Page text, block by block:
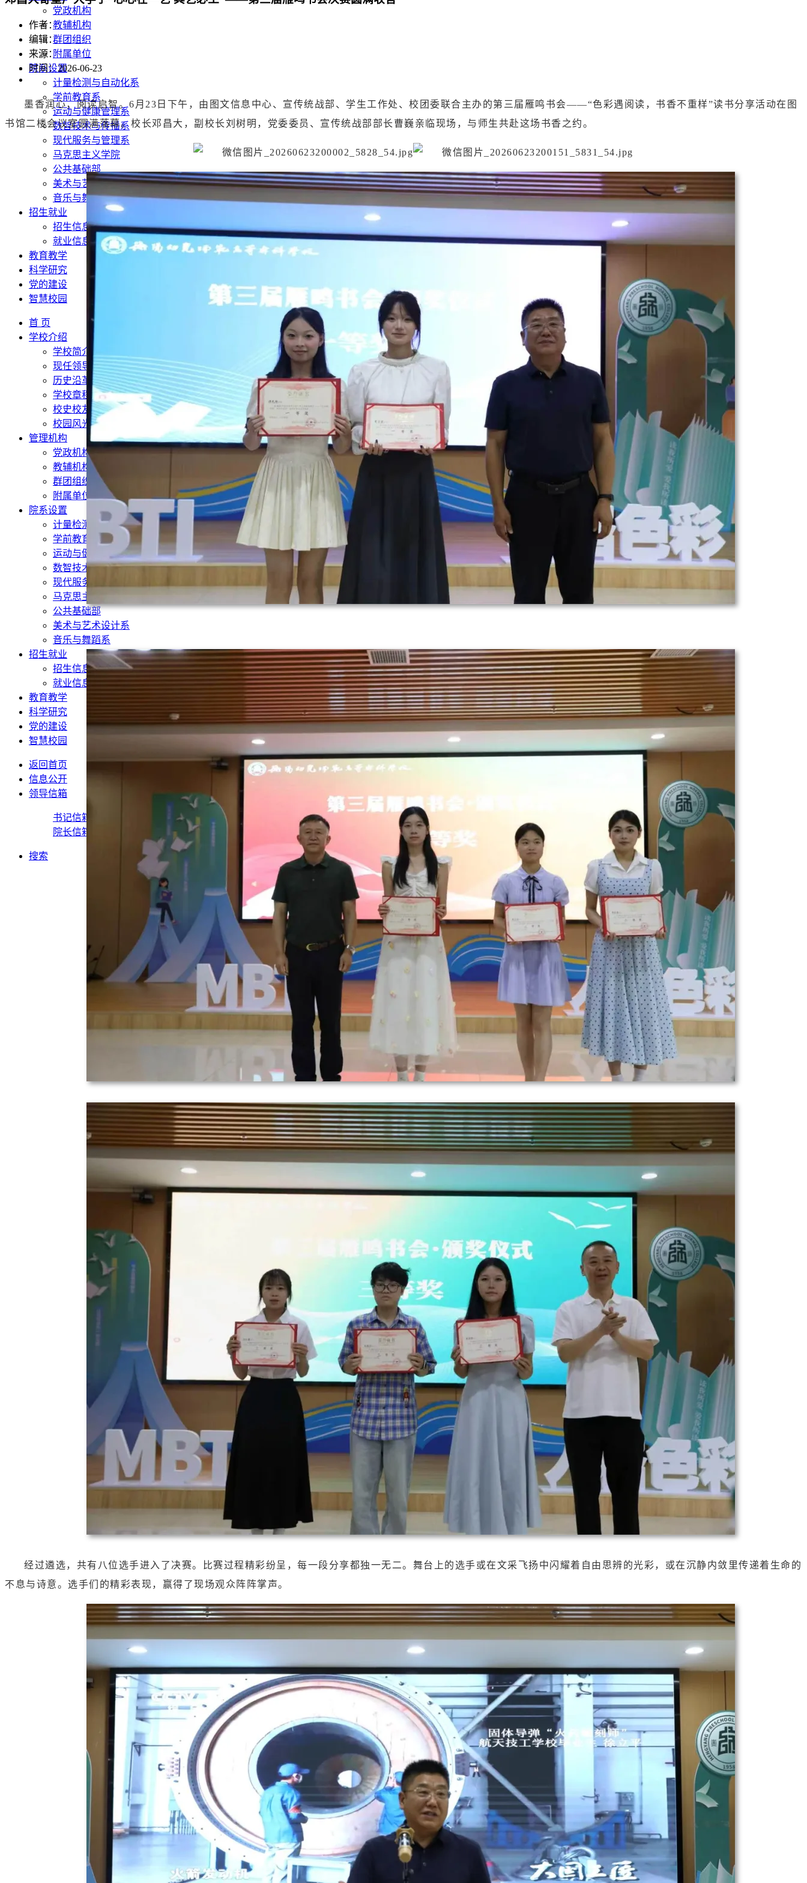
党政机构
教辅机构
群团组织
附属单位
院系设置
计量检测与自动化系
学前教育系
运动与健康管理系
数智技术与传播系
现代服务与管理系
马克思主义学院
公共基础部
美术与艺术设计系
音乐与舞蹈系
招生就业
招生信息网
就业信息网
教育教学
科学研究
党的建设
智慧校园
首 页
学校介绍
学校简介
现任领导
历史沿革
学校章程
校史校友
校园风光
管理机构
党政机构
教辅机构
群团组织
附属单位
院系设置
计量检测与自动化系
学前教育系
运动与健康管理系
数智技术与传播系
现代服务与管理系
马克思主义学院
公共基础部
美术与艺术设计系
音乐与舞蹈系
招生就业
招生信息网
就业信息网
教育教学
科学研究
党的建设
智慧校园
返回首页
信息公开
领导信箱
书记信箱
院长信箱
搜索
作者：
编辑：
来源：
时间：2026-06-23
墨香润心，阅读启智。6月23日下午，由图文信息中心、宣传统战部、学生工作处、校团委联合主办的第三届雁鸣书会——“色彩遇阅读，书香不重样”读书分享活动在图
书馆二楼会议室圆满落幕。校长邓昌大，副校长刘树明，党委委员、宣传统战部部长曹巍亲临现场，与师生共赴这场书香之约。
经过遴选，共有八位选手进入了决赛。比赛过程精彩纷呈，每一段分享都独一无二。舞台上的选手或在文采飞扬中闪耀着自由思辨的光彩，或在沉静内敛里传递着生命的
不息与诗意。选手们的精彩表现，赢得了现场观众阵阵掌声。